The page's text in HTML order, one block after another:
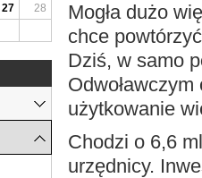
Mogła dużo
chce
Dziś, w samo
użytkowanie
Chodzi o 6,6
urzędnicy.
27
28